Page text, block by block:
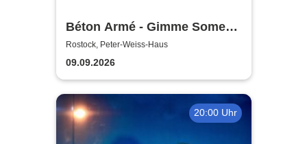
Béton Armé - Gimme Some
Action presents
Rostock, Peter-Weiss-Haus
09.09.2026
20:00 Uhr